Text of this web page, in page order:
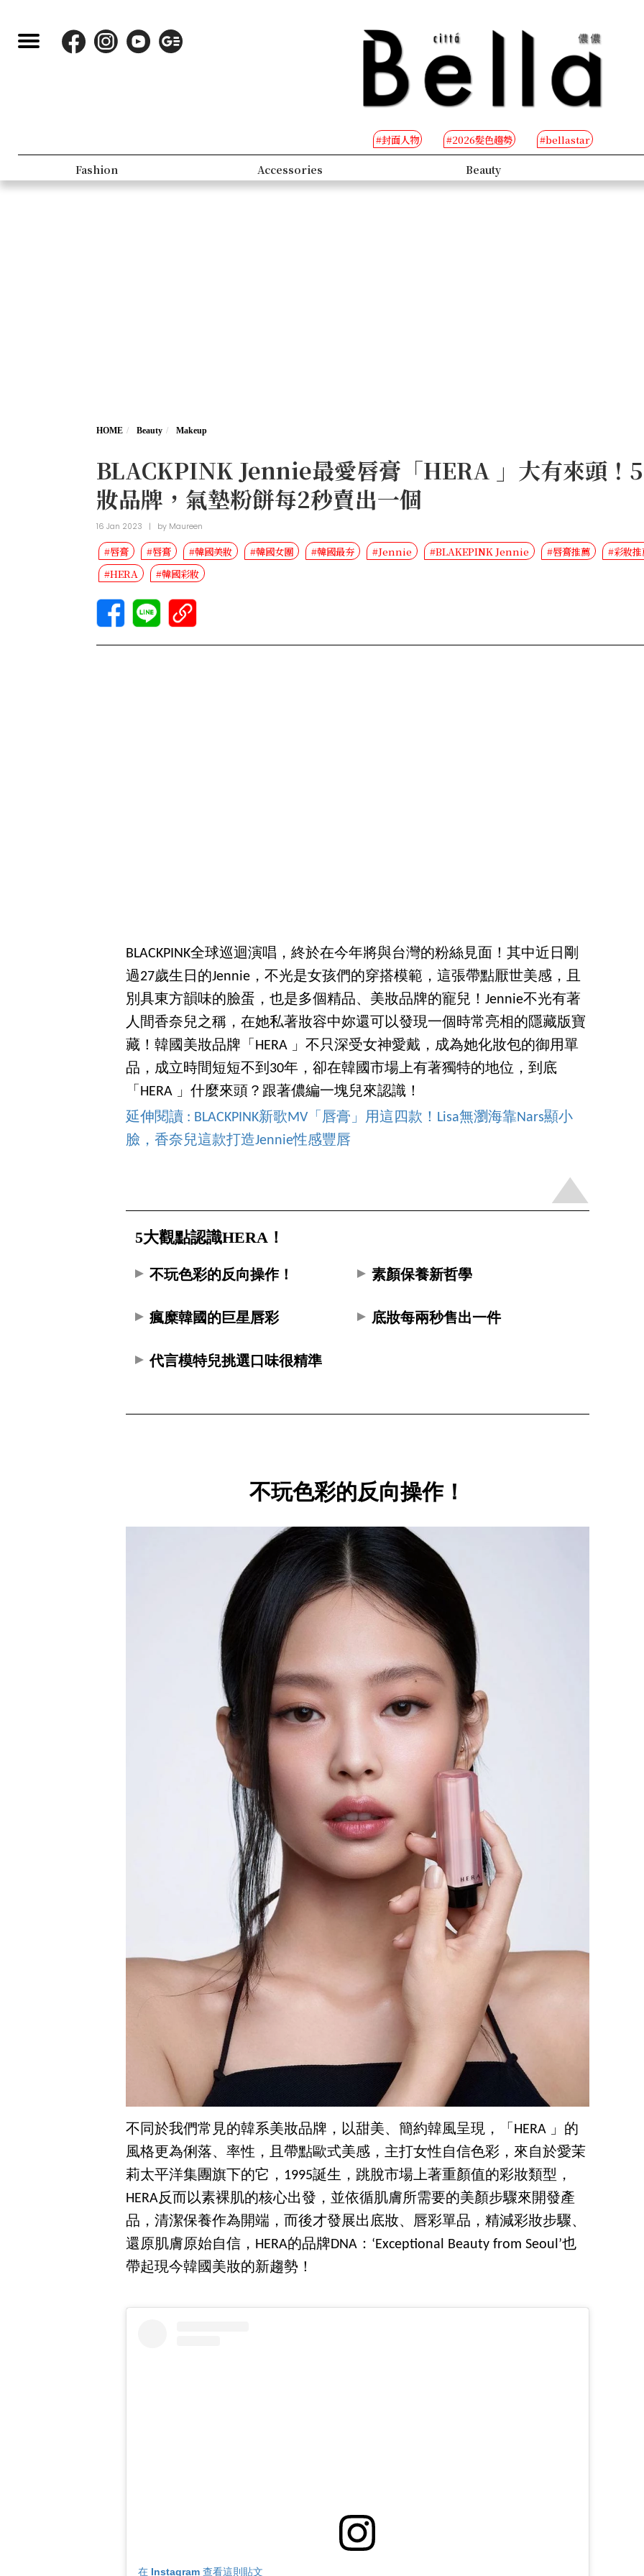
#封面人物 #2026髮色趨勢 #bellastar
Fashion Accessories Beauty
HOME Beauty Makeup
BLACKPINK Jennie最愛唇膏「HERA 」大有來頭！
妝品牌，氣墊粉餅每2秒賣出一個
16 Jan 2023 | by Maureen
#唇膏 #唇膏 #韓國美妝 #韓國女團 #韓國最夯 #Jennie #BLAKEPINK Jennie #唇膏推薦
#彩妝
#HERA
#韓國彩妝
BLACKPINK全球巡迴演唱，終於在今年將與台灣的粉絲見面！其中近日剛
過27歲生日的Jennie，不光是女孩們的穿搭模範，這張帶點厭世美感，且
別具東方韻味的臉蛋，也是多個精品、美妝品牌的寵兒！Jennie不光有著
人間香奈兒之稱，在她私著妝容中妳還可以發現一個時常亮相的隱藏版寶
藏！韓國美妝品牌「HERA 」不只深受女神愛戴，成為她化妝包的御用單
品，成立時間短短不到30年，卻在韓國市場上有著獨特的地位，到底
「HERA 」什麼來頭？跟著儂編一塊兒來認識！
延伸閱讀 : BLACKPINK新歌MV「唇膏」用這四款！Lisa無瀏海靠Nars顯小
臉，香奈兒這款打造Jennie性感豐唇
5大觀點認識HERA！
不玩色彩的反向操作！ 素顏保養新哲學
瘋糜韓國的巨星唇彩 底妝每兩秒售出一件
代言模特兒挑選口味很精準
不玩色彩的反向操作！
不同於我們常見的韓系美妝品牌，以甜美、簡約韓風呈現，「HERA 」的
風格更為俐落、率性，且帶點歐式美感，主打女性自信色彩，來自於愛茉
莉太平洋集團旗下的它，1995誕生，跳脫市場上著重顏值的彩妝類型，
HERA反而以素裸肌的核心出發，並依循肌膚所需要的美顏步驟來開發產
品，清潔保養作為開端，而後才發展出底妝、唇彩單品，精減彩妝步驟、
還原肌膚原始自信，HERA的品牌DNA：‘Exceptional Beauty from Seoul’也
帶起現今韓國美妝的新趨勢！
在 Instagram 查看這則貼文